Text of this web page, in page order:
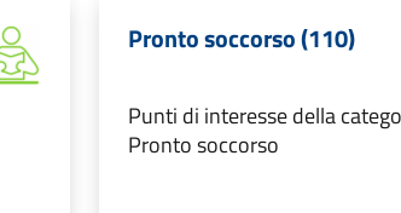
Pronto soccorso (110)
Punti di interesse della
Pronto soccorso